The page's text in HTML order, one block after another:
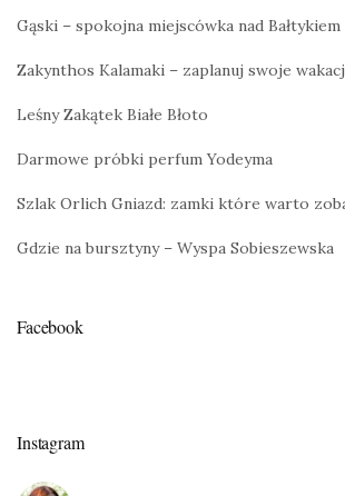
Gąski – spokojna miejscówka nad Bałtykiem
Zakynthos Kalamaki – zaplanuj swoje
Leśny Zakątek Białe Błoto
Darmowe próbki perfum Yodeyma
Szlak Orlich Gniazd: zamki które warto
Gdzie na bursztyny – Wyspa Sobieszewska
Facebook
Instagram